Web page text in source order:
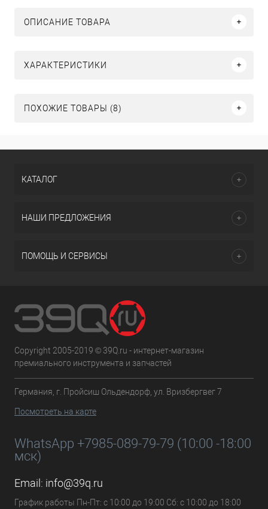
ОПИСАНИЕ ТОВАРА
ХАРАКТЕРИСТИКИ
ПОХОЖИЕ ТОВАРЫ (8)
КАТАЛОГ
НАШИ ПРЕДЛОЖЕНИЯ
ПОМОЩЬ И СЕРВИСЫ
Copyright 2005-2019 © 39Q.ru - интернет-магазин
премиального инструмента и запчастей
Германия, г. Пройсиш Ольдендорф, ул. Вризбергвег 7
Посмотреть на карте
WhatsApp +7985-089-79-79 (10:00 -18:00
мск)
Email: info@39q.ru
График работы Пн-Пт: с 10:00 до 19:00 Сб: с 10:00 до 18:00